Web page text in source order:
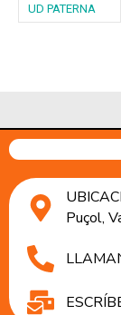
UD PATERNA
Puçol,